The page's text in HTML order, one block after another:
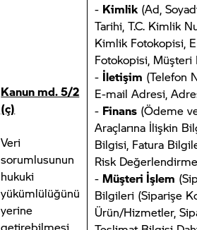
Kanun md. 5/2
(ç)
Veri
sorumlusunun
hukuki
yükümlülüğünü
yerine
- Kimlik (Ad,
Tarihi, T.C. Kimlik
Kimlik Fotokopisi,
Fotokopisi, Müşteri
- İletişim (Telefon
E-mail Adresi,
- Finans (Ödeme
Araçlarına İlişkin
Bilgisi, Fatura
Risk
-Müşteri İşlem
Bilgileri (Siparişe
Ürün/Hizmetler,